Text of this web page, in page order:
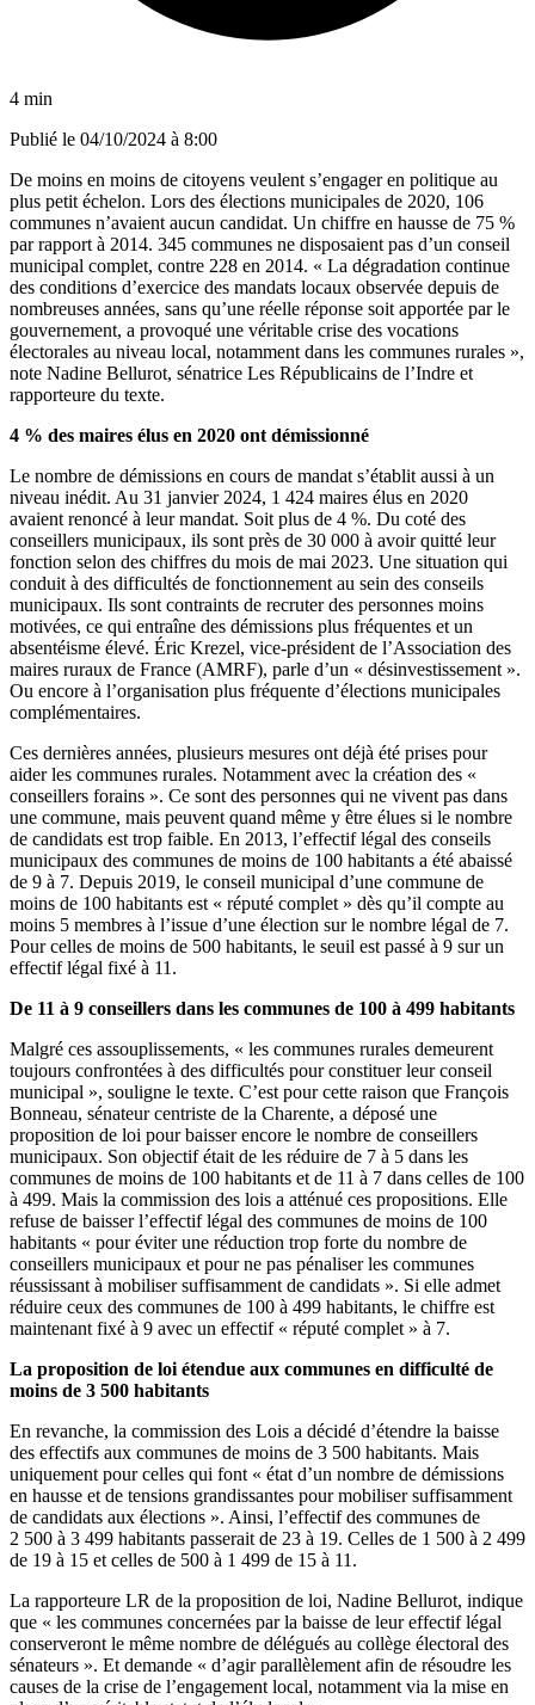
4 min
Publié le 04/10/2024 à 8:00
De moins en moins de citoyens veulent s’engager en politique au
plus petit échelon. Lors des élections municipales de 2020, 106
communes n’avaient aucun candidat. Un chiffre en hausse de 75 %
par rapport à 2014. 345 communes ne disposaient pas d’un conseil
municipal complet, contre 228 en 2014. « La dégradation continue
des conditions d’exercice des mandats locaux observée depuis de
nombreuses années, sans qu’une réelle réponse soit apportée par le
gouvernement, a provoqué une véritable crise des vocations
électorales au niveau local, notamment dans les communes rurales »,
note Nadine Bellurot, sénatrice Les Républicains de l’Indre et
rapporteure du texte.
4 % des maires élus en 2020 ont démissionné
Le nombre de démissions en cours de mandat s’établit aussi à un
niveau inédit. Au 31 janvier 2024, 1 424 maires élus en 2020
avaient renoncé à leur mandat. Soit plus de 4 %. Du coté des
conseillers municipaux, ils sont près de 30 000 à avoir quitté leur
fonction selon des chiffres du mois de mai 2023. Une situation qui
conduit à des difficultés de fonctionnement au sein des conseils
municipaux. Ils sont contraints de recruter des personnes moins
motivées, ce qui entraîne des démissions plus fréquentes et un
absentéisme élevé. Éric Krezel, vice-président de l’Association des
maires ruraux de France (AMRF), parle d’un « désinvestissement ».
Ou encore à l’organisation plus fréquente d’élections municipales
complémentaires.
Ces dernières années, plusieurs mesures ont déjà été prises pour
aider les communes rurales. Notamment avec la création des «
conseillers forains ». Ce sont des personnes qui ne vivent pas dans
une commune, mais peuvent quand même y être élues si le nombre
de candidats est trop faible. En 2013, l’effectif légal des conseils
municipaux des communes de moins de 100 habitants a été abaissé
de 9 à 7. Depuis 2019, le conseil municipal d’une commune de
moins de 100 habitants est « réputé complet » dès qu’il compte au
moins 5 membres à l’issue d’une élection sur le nombre légal de 7.
Pour celles de moins de 500 habitants, le seuil est passé à 9 sur un
effectif légal fixé à 11.
De 11 à 9 conseillers dans les communes de 100 à 499 habitants
Malgré ces assouplissements, « les communes rurales demeurent
toujours confrontées à des difficultés pour constituer leur conseil
municipal », souligne le texte. C’est pour cette raison que François
Bonneau, sénateur centriste de la Charente, a déposé une
proposition de loi pour baisser encore le nombre de conseillers
municipaux. Son objectif était de les réduire de 7 à 5 dans les
communes de moins de 100 habitants et de 11 à 7 dans celles de 100
à 499. Mais la commission des lois a atténué ces propositions. Elle
refuse de baisser l’effectif légal des communes de moins de 100
habitants « pour éviter une réduction trop forte du nombre de
conseillers municipaux et pour ne pas pénaliser les communes
réussissant à mobiliser suffisamment de candidats ». Si elle admet
réduire ceux des communes de 100 à 499 habitants, le chiffre est
maintenant fixé à 9 avec un effectif « réputé complet » à 7.
La proposition de loi étendue aux communes en difficulté de
moins de 3 500 habitants
En revanche, la commission des Lois a décidé d’étendre la baisse
des effectifs aux communes de moins de 3 500 habitants. Mais
uniquement pour celles qui font « état d’un nombre de démissions
en hausse et de tensions grandissantes pour mobiliser suffisamment
de candidats aux élections ». Ainsi, l’effectif des communes de
2 500 à 3 499 habitants passerait de 23 à 19. Celles de 1 500 à 2 499
de 19 à 15 et celles de 500 à 1 499 de 15 à 11.
La rapporteure LR de la proposition de loi, Nadine Bellurot, indique
que « les communes concernées par la baisse de leur effectif légal
conserveront le même nombre de délégués au collège électoral des
sénateurs ». Et demande « d’agir parallèlement afin de résoudre les
causes de la crise de l’engagement local, notamment via la mise en